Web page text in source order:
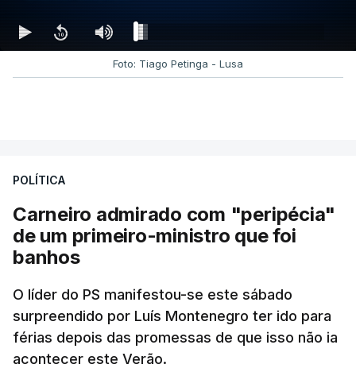
Foto: Tiago Petinga - Lusa
POLÍTICA
Carneiro admirado com "peripécia"
de um primeiro-ministro que foi
banhos
O líder do PS manifestou-se este sábado
surpreendido por Luís Montenegro ter ido para
férias depois das promessas de que isso não ia
acontecer este Verão.